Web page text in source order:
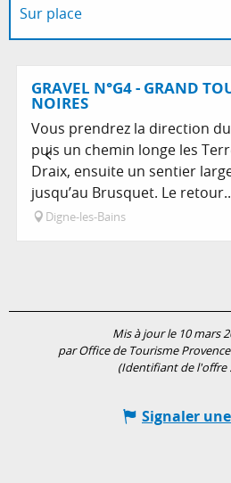
Sur place
En lien avec
GRAVEL N°G4 - GRAND
NOIRES
Vous prendrez la direction
puis un chemin longe les
Draix, ensuite un sentier
jusqu’au Brusquet. Le
Digne-les-Bains
Mis à jour le 10 mars
par Office de Tourisme
(Identifiant de l'offre
Signaler